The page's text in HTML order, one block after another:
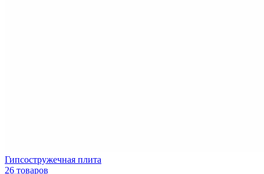
Гипсостружечная плита
26 товаров